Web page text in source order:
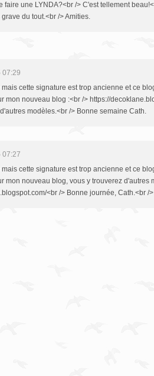
faire une LYNDA?<br /> C'est tellement
du tout.<br /> Amities.
07:29
cette signature est trop ancienne et ce
mon nouveau blog :<br /> https://
modèles.<br /> Bonne semaine Cath.
07:27
cette signature est trop ancienne et ce
mon nouveau blog, vous y trouverez d'autres
<br /> Bonne journée, Cath.<br />